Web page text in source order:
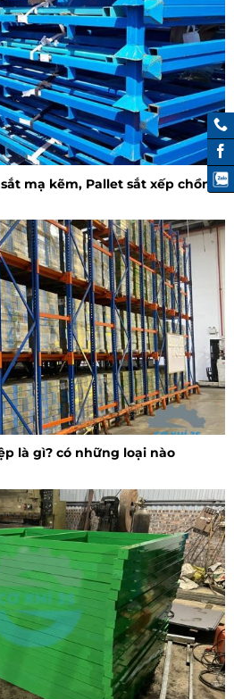
mạ kẽm, Pallet sắt xếp chồng
là gì? có những loại nào